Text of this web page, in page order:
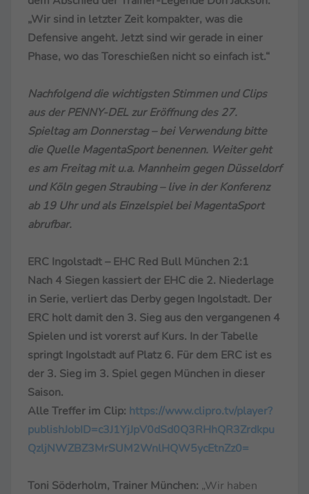
„Wir sind in letzter Zeit kompakter, was die
Defensive angeht. Jetzt sind wir gerade in einer
Phase, wo das Toreschießen nicht so einfach ist.“
Nachfolgend die wichtigsten Stimmen und Clips
aus der PENNY-DEL zur Eröffnung des 27.
Spieltag am Donnerstag – bei Verwendung bitte
die Quelle MagentaSport benennen. Weiter geht
es am Freitag mit u.a. Mannheim gegen Düsseldorf
und Köln gegen Straubing – live in der Konferenz
ab 19 Uhr und als Einzelspiel bei MagentaSport
abrufbar.
ERC Ingolstadt – EHC Red Bull München 2:1
Nach 4 Siegen kassiert der EHC die 2. Niederlage
in Serie, verliert das Derby gegen Ingolstadt. Der
ERC holt damit den 3. Sieg aus den vergangenen 4
Spielen und ist vorerst auf Kurs. In der Tabelle
springt Ingolstadt auf Platz 6. Für dem ERC ist es
der 3. Sieg im 3. Spiel gegen München in dieser
Saison.
Alle Treffer im Clip: https://www.clipro.tv/player?
publishJobID=c3J1YjJpV0dSd0Q3RHhQR3Zrdkpu
QzljNWZBZ3MrSUM2WnlHQW5ycEtnZz0=
Toni Söderholm, Trainer München: „Wir haben